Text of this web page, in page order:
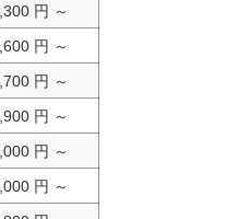
円 ～
円 ～
円 ～
円 ～
円 ～
円 ～